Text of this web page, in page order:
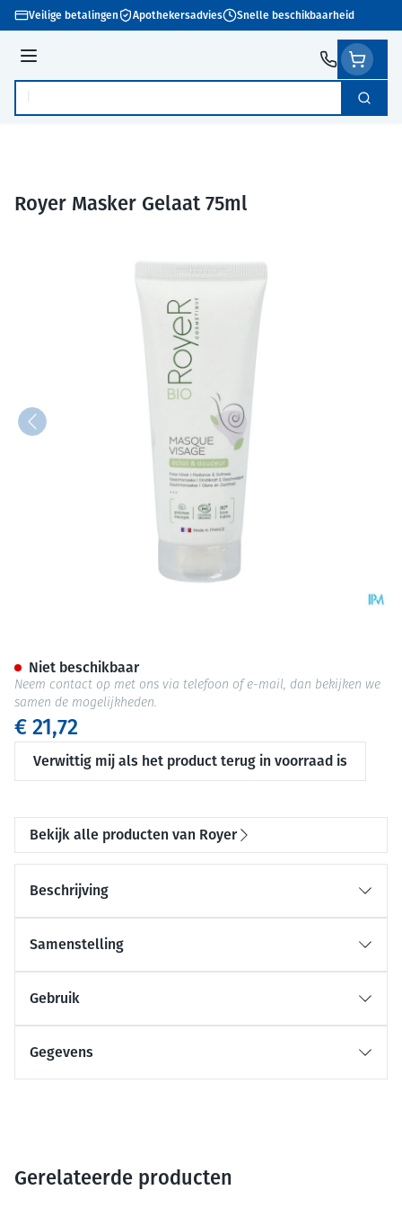
Ga naar de inhoud
Veilige betalingen Apothekersadvies Snelle beschikbaarheid
Menu
Product, merk, categorie... Zoek
Royer Masker Gelaat 75ml
€ 21,72
Verwittig mij als het product terug in voorraad is
Niet beschikbaar
Neem contact op met ons via telefoon of e-mail, dan bekijken we
samen de mogelijkheden.
Bekijk alle producten van Royer
Beschrijving
Samenstelling
Gebruik
Gegevens
Gerelateerde producten